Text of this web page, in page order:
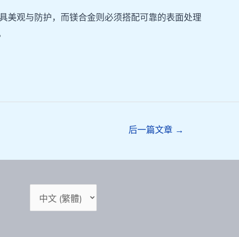
美观与防护，而镁合金则必须搭配可靠的表面处理
后一篇文章 →